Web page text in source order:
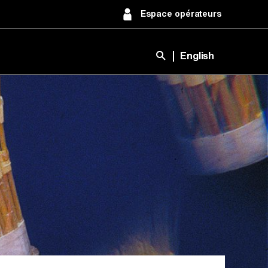
Espace opérateurs
Ouvrir la barre de
English